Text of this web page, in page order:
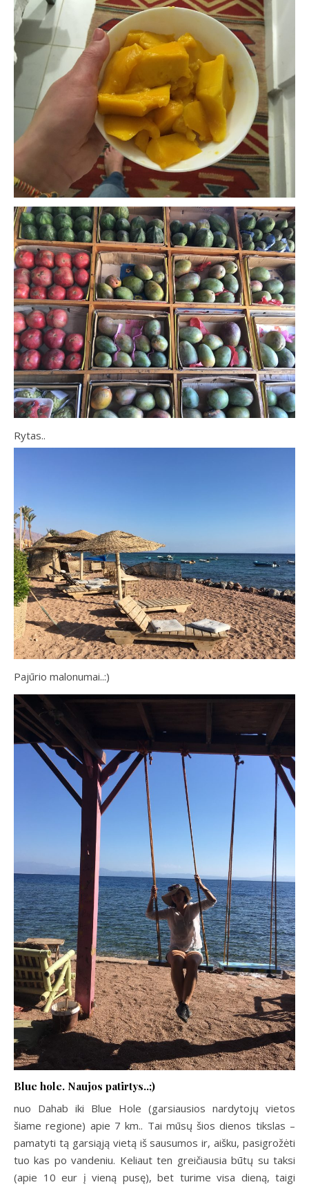
Rytas..
Pajūrio malonumai..:)
Blue hole. Naujos patirtys..;)
nuo Dahab iki Blue Hole (garsiausios nardytojų vietos
šiame regione) apie 7 km.. Tai mūsų šios dienos tikslas –
pamatyti tą garsiąją vietą iš sausumos ir, aišku, pasigrožėti
tuo kas po vandeniu. Keliaut ten greičiausia būtų su taksi
(apie 10 eur į vieną pusę), bet turime visa dieną, taigi